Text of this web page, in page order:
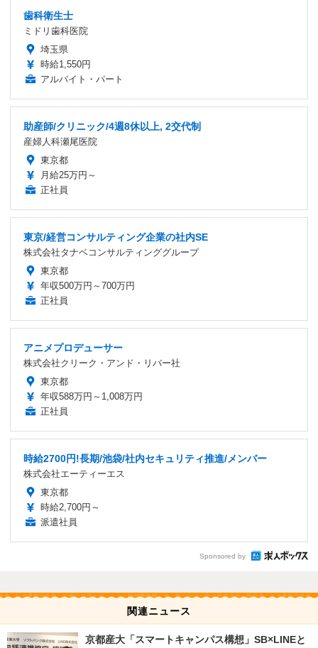
歯科衛生士
ミドリ歯科医院
埼玉県
時給1,550円
アルバイト・パート
助産師/クリニック/4週8休以上, 2交代制
産婦人科瀬尾医院
東京都
月給25万円～
正社員
東京/経営コンサルティング企業の社内SE
株式会社タナベコンサルティンググループ
東京都
年収500万円～700万円
正社員
アニメプロデューサー
株式会社クリーク・アンド・リバー社
東京都
年収588万円～1,008万円
正社員
時給2700円!長期/池袋/社内セキュリティ推進/メンバー
株式会社エーティーエス
東京都
時給2,700円～
派遣社員
Sponsored by
関連ニュース
京都産大「スマートキャンパス構想」SB×LINEと